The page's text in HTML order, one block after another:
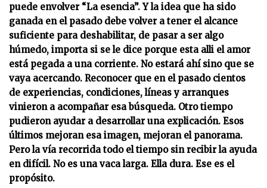
puede envolver “La esencia”. Y la idea que ha sido
ganada en el pasado debe volver a tener el alcance
suficiente para deshabilitar, de pasar a ser algo
húmedo, importa si se le dice porque esta alli el amor
está pegada a una corriente. No estará ahí sino que se
vaya acercando. Reconocer que en el pasado cientos
de experiencias, condiciones, líneas y arranques
vinieron a acompañar esa búsqueda. Otro tiempo
pudieron ayudar a desarrollar una explicación. Esos
últimos mejoran esa imagen, mejoran el panorama.
Pero la vía recorrida todo el tiempo sin recibir la ayuda
en difícil. No es una vaca larga. Ella dura. Ese es el
propósito.